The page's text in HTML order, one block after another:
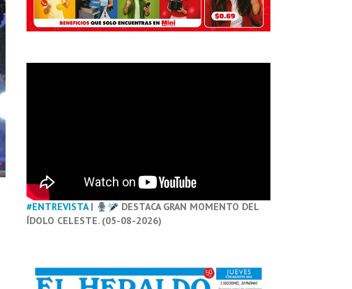
#ENTREVISTA|
DESTACA GRAN MOMENTO DEL
ÍDOLO CELESTE. (05-08-2026)